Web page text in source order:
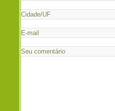
Cidade/UF
E-mail
Seu comentário